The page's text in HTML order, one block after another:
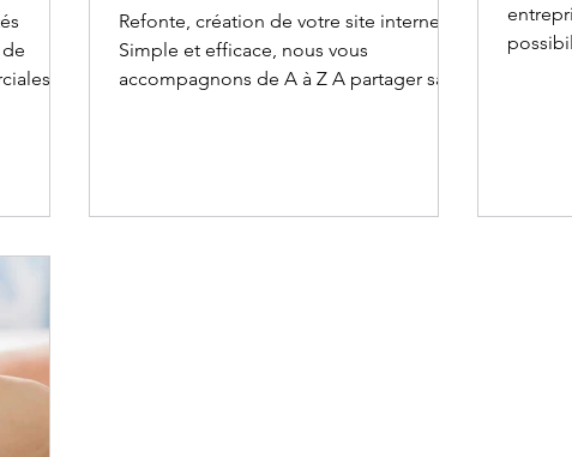
Refonte, création de votre site internet
Simple et efficace, nous vous
accompagnons de A à Z A partager sans
entreprise Nous vous